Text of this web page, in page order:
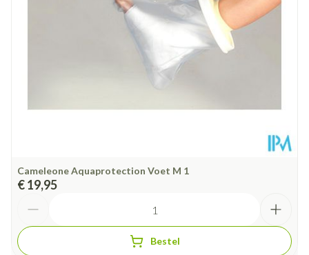
Cameleone Aquaprotection Voet M 1
€ 19,95
Bestel